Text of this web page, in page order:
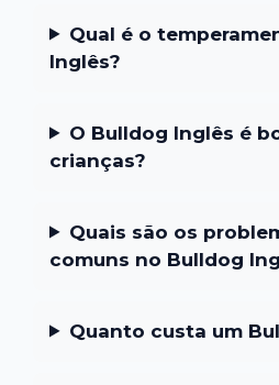
Qual é o
Inglês?
O Bulldog Inglês é
crianças?
Quais são os
comuns no Bulldog
Quanto custa um